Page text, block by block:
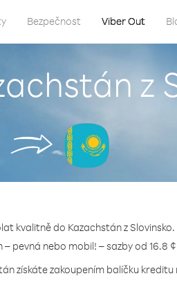
Bezpečnost Viber Out
z
kvalitně do Kazachstán z Slovinsko.
pevná nebo mobil! – sazby od 16.8
získáte zakoupením balíčku